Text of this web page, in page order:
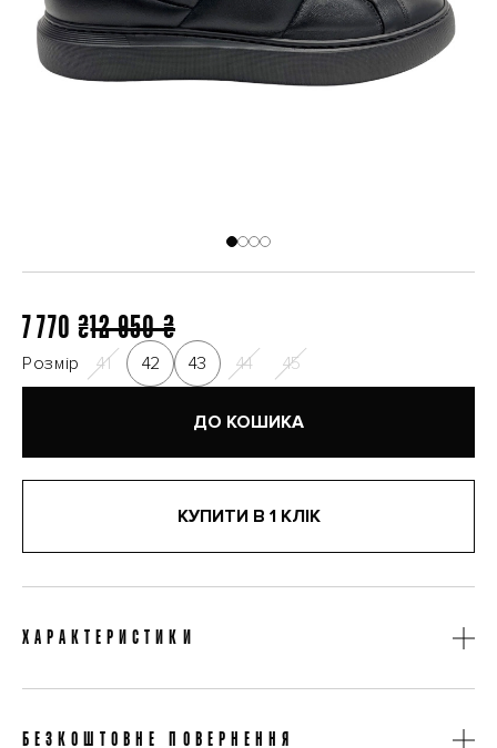
12 950 ₴
7 770 ₴
Розмір 41 42 43 44 45
ДО КОШИКА
КУПИТИ В 1 КЛІК
ХАРАКТЕРИСТИКИ
БЕЗКОШТОВНЕ ПОВЕРНЕННЯ